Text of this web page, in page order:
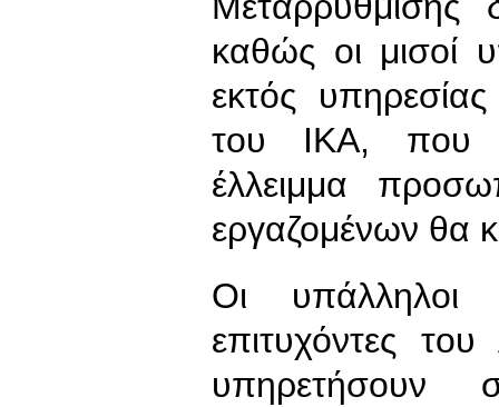
καθώς οι μισοί
εκτός
του ΙΚΑ, που
έλλειμμα
εργαζομένων θα
Οι υπάλληλοι
επιτυχόντες
υπηρετήσουν